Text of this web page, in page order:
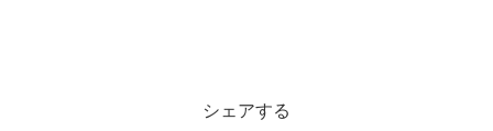
シェアする